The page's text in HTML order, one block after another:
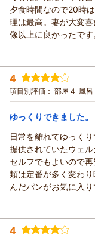
夕食時間なので20時
理は最高。妻が大変
像以上に良かったで
案内してくれた女性
本当に満足できるホ
す。
宿泊時期： 2026年04月
投稿者： ととさん(男性/
宿泊プラン： スイートル
き）
ツイン 朝・夕
宿泊価格帯： 30,001円以
4
項目別評価： 部屋 4 風呂
ゆっくりできました。
日常を離れてゆっく
提供されていたウェル
セルフでもよいので
類は定番が多く変わ
んだパンがお気に入り
宿泊時期： 2026年05月
投稿者： きみちゃんさん
4